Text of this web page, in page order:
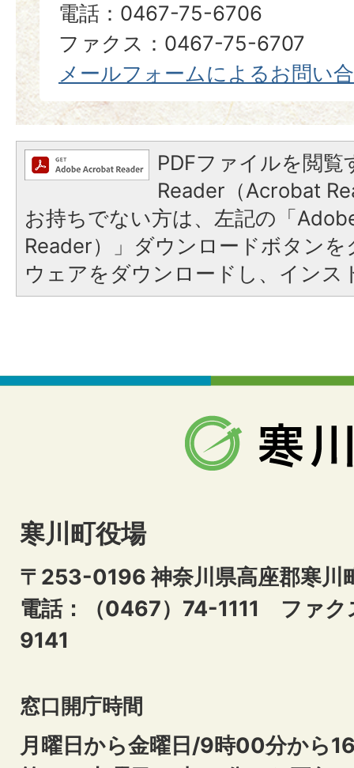
電話：0467-75-6706
ファクス：0467-75-6707
メールフォームによるお問い
PDFファイルを閲
Reader（Acrobat
お持ちでない方は、左記の「
Reader）」ダウンロードボタン
ウェアをダウンロードし、インス
寒川町役場
〒253-0196 神奈川県高座郡寒川
電話：（0467）74-1111 ファ
9141
窓口開庁時間
月曜日から金曜日/9時00分から